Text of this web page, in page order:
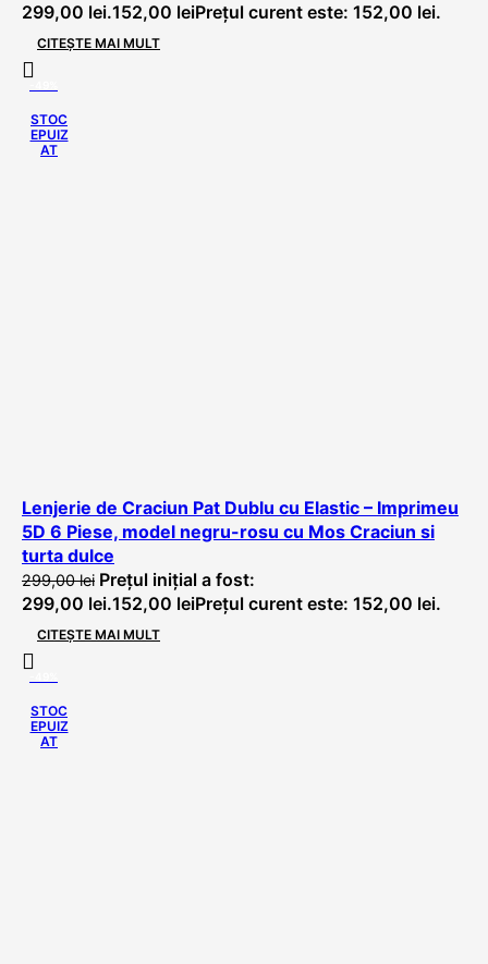
299,00 lei.152,00 leiPrețul curent este: 152,00 lei.
CITEȘTE MAI MULT
STOC
EPUIZ
AT
Lenjerie de Craciun Pat Dublu cu Elastic – Imprimeu
5D 6 Piese, model negru-rosu cu Mos Craciun si
turta dulce
299,00lei Prețul inițial a fost:
299,00 lei.152,00 leiPrețul curent este: 152,00 lei.
CITEȘTE MAI MULT
STOC
EPUIZ
AT